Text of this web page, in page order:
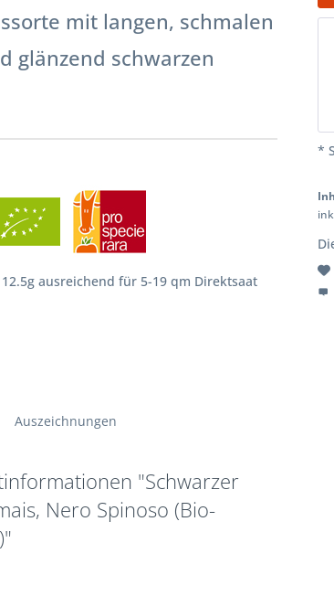
mit langen, schmalen
glänzend schwarzen
ausreichend für 5-19 qm Direktsaat
*
Auszeichnungen
"Schwarzer
Nero Spinoso (Bio-